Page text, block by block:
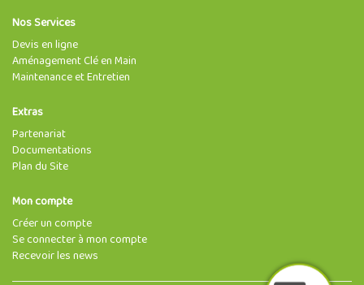
Nos Services
Devis en ligne
Aménagement Clé en Main
Maintenance et Entretien
Extras
Partenariat
Documentations
Plan du Site
Mon compte
Créer un compte
Se connecter à mon compte
Recevoir les news